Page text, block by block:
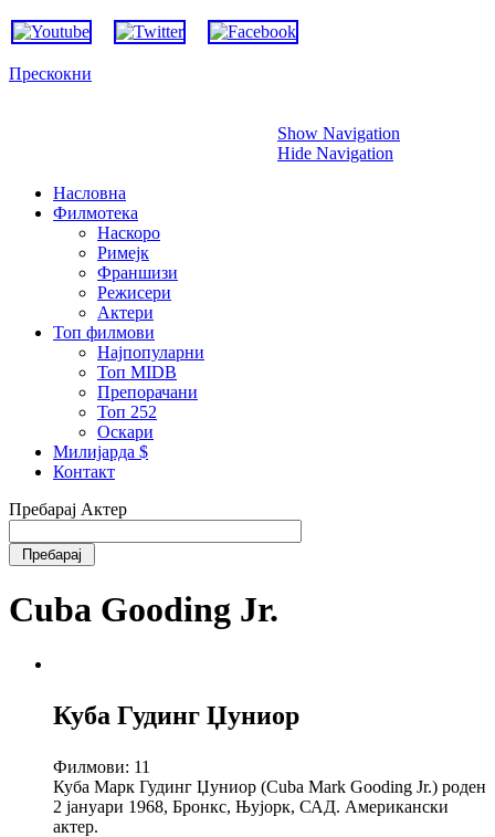
Прескокни
Show Navigation
Hide Navigation
Насловна
Филмотека
Наскоро
Римејк
Франшизи
Режисери
Актери
Топ филмови
Најпопуларни
Топ MIDB
Препорачани
Топ 252
Оскари
Милијарда $
Контакт
Пребарај Актер
Cuba Gooding Jr.
Куба Гудинг Џуниор
Филмови: 11
Куба Марк Гудинг Џуниор (Cuba Mark Gooding Jr.) роден
2 јануари 1968, Бронкс, Њујорк, САД. Американски
актер.